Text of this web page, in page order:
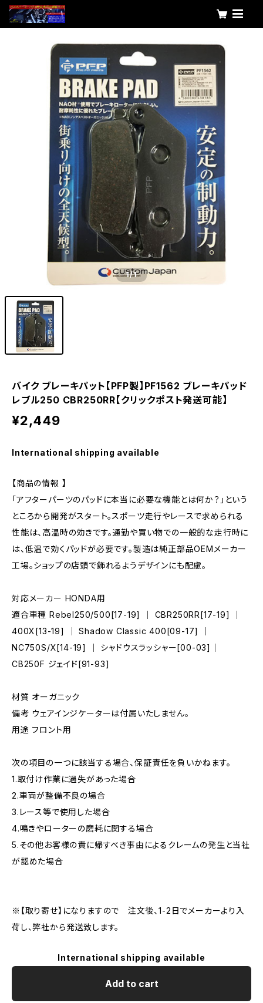
1/1
バイク ブレーキパット【PFP製】PF1562 ブレーキパッド
レブル250 CBR250RR【クリックポスト発送可能】
¥2,449
International shipping available
【商品の情報 】
「アフターパーツのパッドに本当に必要な機能とは何か？」という
ところから開発がスタート。スポーツ走行やレースで求められる
性能は、高温時の効きです。通勤や買い物での一般的な走行時に
は、低温で効くパッドが必要です。製造は純正部品OEMメーカー
工場。ショップの店頭で飾れるようデザインにも配慮。
対応メーカー HONDA用
適合車種 Rebel250/500[17-19] ｜ CBR250RR[17-19] ｜
400X[13-19] ｜ Shadow Classic 400[09-17] ｜
NC750S/X[14-19] ｜ シャドウスラッシャー[00-03]｜
CB250F ジェイド[91-93]
材質 オーガニック
備考 ウェアインジケーターは付属いたしません。
用途 フロント用
次の項目の一つに該当する場合、保証責任を負いかねます。
1.取付け作業に過失があった場合
2.車両が整備不良の場合
3.レース等で使用した場合
4.鳴きやローターの磨耗に関する場合
5.その他お客様の責に帰すべき事由によるクレームの発生と当社
が認めた場合
※【取り寄せ】になりますので 注文後、1-2日でメーカーより入
荷し、弊社から発送致します。
International shipping available
Add to cart